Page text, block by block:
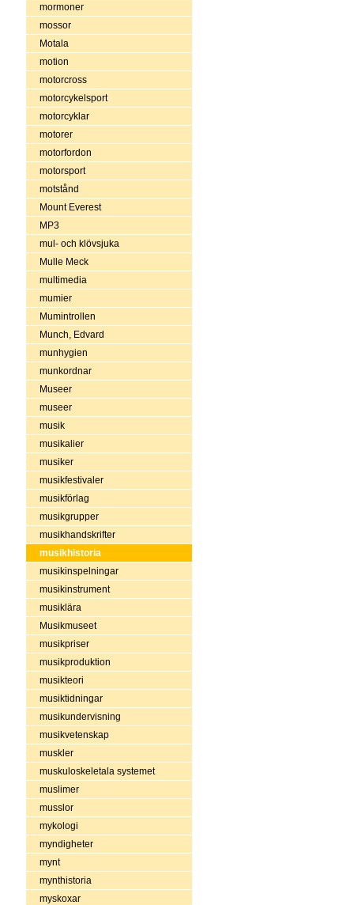
mormoner
mossor
Motala
motion
motorcross
motorcykelsport
motorcyklar
motorer
motorfordon
motorsport
motstånd
Mount Everest
MP3
mul- och klövsjuka
Mulle Meck
multimedia
mumier
Mumintrollen
Munch, Edvard
munhygien
munkordnar
Museer
museer
musik
musikalier
musiker
musikfestivaler
musikförlag
musikgrupper
musikhandskrifter
musikhistoria
musikinspelningar
musikinstrument
musiklära
Musikmuseet
musikpriser
musikproduktion
musikteori
musiktidningar
musikundervisning
musikvetenskap
muskler
muskuloskeletala systemet
muslimer
musslor
mykologi
myndigheter
mynt
mynthistoria
myskoxar